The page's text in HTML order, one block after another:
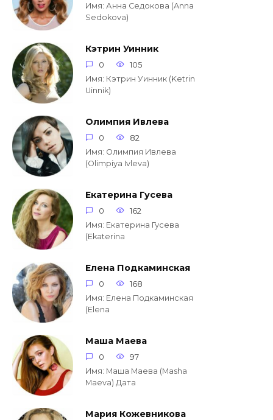
Имя: Анна Седокова (Anna
Sedokova)
Кэтрин Уинник
0
105
Имя: Кэтрин Уинник (Ketrin
Uinnik)
Олимпия Ивлева
0
82
Имя: Олимпия Ивлева
(Olimpiya Ivleva)
Екатерина Гусева
0
162
Имя: Екатерина Гусева
(Ekaterina
Елена Подкаминская
0
168
Имя: Елена Подкаминская
(Elena
Маша Маева
0
97
Имя: Маша Маева (Masha
Maeva) Дата
Мария Кожевникова